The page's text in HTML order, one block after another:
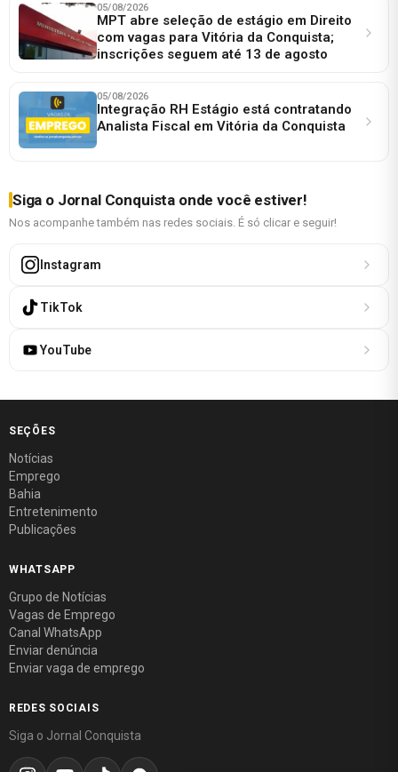
05/08/2026
MPT abre seleção de estágio em Direito
com vagas para Vitória da Conquista;
inscrições seguem até 13 de agosto
05/08/2026
Integração RH Estágio está contratando
Analista Fiscal em Vitória da Conquista
Siga o Jornal Conquista onde você estiver!
Nos acompanhe também nas redes sociais. É só clicar e seguir!
Instagram
TikTok
YouTube
SEÇÕES
Notícias
Emprego
Bahia
Entretenimento
Publicações
WHATSAPP
Grupo de Notícias
Vagas de Emprego
Canal WhatsApp
Enviar denúncia
Enviar vaga de emprego
REDES SOCIAIS
Siga o Jornal Conquista